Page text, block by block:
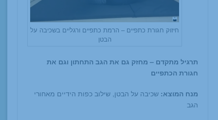
חיזוק חגורת כתפיים – הרמת כתפיים ורגליים בשכיבה על
הבטן
תרגיל מתקדם – מחזק גם את הגב התחתון וגם את
חגורת הכתפיים
מנח המוצא: שכיבה על הבטן, שילוב כפות הידיים מאחורי
הגב